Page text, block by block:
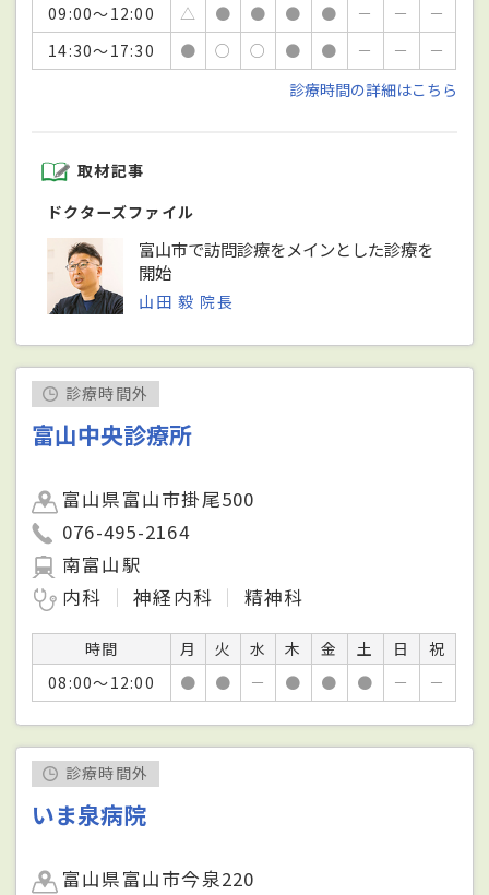
09:00～12:00
△ ● ● ● ● － －
－
14:30～17:30
● ○ ○ ● ● － －
－
診療時間の詳細はこちら
取材記事
ドクターズファイル
富山市で訪問診療をメインとした診療を
開始
山田 毅 院長
診療時間外
富山中央診療所
富山県富山市掛尾500
076-495-2164
南富山駅
内科
神経内科 精神科
時間 月 火 水 木 金 土 日
祝
08:00～12:00
● ● － ● ● ● － －
診療時間外
いま泉病院
富山県富山市今泉220